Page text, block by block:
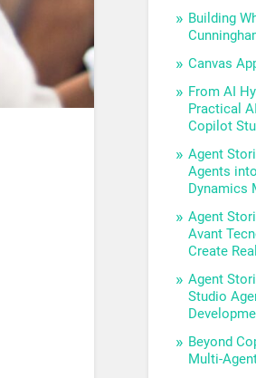
Building
Canvas
From AI
Practical
Copilot
Agent
Agents
Dynamics
Agent
Avant
Create
Agent
Studio
Beyond
Multi-